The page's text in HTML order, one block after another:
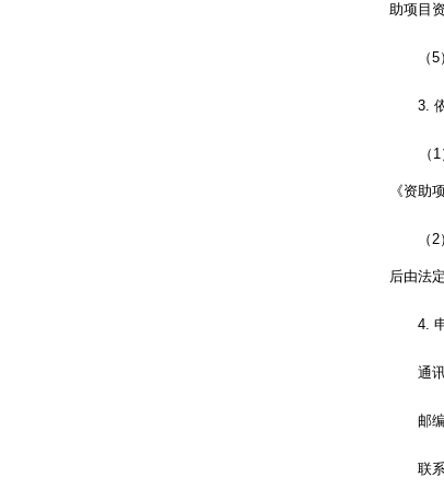
助项目
（5）
3. 依
（1）
《资助
（2）
后由法
4. 申
通讯
邮编
联系